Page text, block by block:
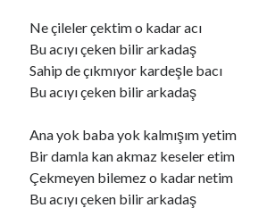
DOĞRU YOLDAN ÇIKAMAM
Son Yorumlar
BAĞIŞLA ADINIiçindario72
BAĞIŞLA ADINIiçinold_betty6573
BAĞIŞLA ADINIiçinfoodie22
BAĞIŞLA ADINIiçinZoe72
Ne çileler çektim o kadar acı
Bu acıyı çeken bilir arkadaş
Sahip de çıkmıyor kardeşle bacı
Bu acıyı çeken bilir arkadaş
Ana yok baba yok kalmışım yetim
Bir damla kan akmaz keseler etim
Çekmeyen bilemez o kadar netim
Bu acıyı çeken bilir arkadaş